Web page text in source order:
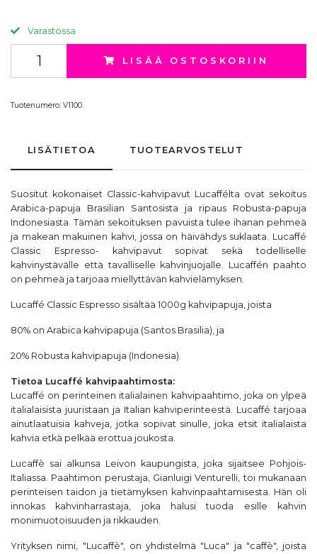
Varastossa
LISÄÄ OSTOSKORIIN
Tuotenumero: V1100
LISÄTIETOA TUOTEARVOSTELUT
Suositut kokonaiset Classic-kahvipavut Lucaffélta ovat sekoitus
Arabica-papuja Brasilian Santosista ja ripaus Robusta-papuja
Indonesiasta. Tämän sekoituksen pavuista tulee ihanan pehmeä
ja makean makuinen kahvi, jossa on häivähdys suklaata. Lucaffé
Classic Espresso- kahvipavut sopivat sekä todelliselle
kahvinystävälle että tavalliselle kahvinjuojalle. Lucaffén paahto
on pehmeä ja tarjoaa miellyttävän kahvielämyksen.
Lucaffé Classic Espresso sisältää 1000g kahvipapuja, joista
80% on Arabica kahvipapuja (Santos Brasilia), ja
20% Robusta kahvipapuja (Indonesia).
Tietoa Lucaffé kahvipaahtimosta:
Lucaffé on perinteinen italialainen kahvipaahtimo, joka on ylpeä
italialaisista juuristaan ja Italian kahviperinteestä. Lucaffé tarjoaa
ainutlaatuisia kahveja, jotka sopivat sinulle, joka etsit italialaista
kahvia etkä pelkää erottua joukosta.
Lucaffè sai alkunsa Leivon kaupungista, joka sijaitsee Pohjois-
Italiassa. Paahtimon perustaja, Gianluigi Venturelli, toi mukanaan
perinteisen taidon ja tietämyksen kahvinpaahtamisesta. Hän oli
innokas kahvinharrastaja, joka halusi tuoda esille kahvin
monimuotoisuuden ja rikkauden.
Yrityksen nimi, "Lucaffè", on yhdistelmä "Luca" ja "caffè", joista